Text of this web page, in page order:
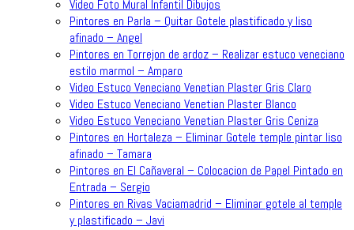
Video Foto Mural Infantil Dibujos
Pintores en Parla – Quitar Gotele plastificado y liso
afinado – Angel
Pintores en Torrejon de ardoz – Realizar estuco veneciano
estilo marmol – Amparo
Video Estuco Veneciano Venetian Plaster Gris Claro
Video Estuco Veneciano Venetian Plaster Blanco
Video Estuco Veneciano Venetian Plaster Gris Ceniza
Pintores en Hortaleza – Eliminar Gotele temple pintar liso
afinado – Tamara
Pintores en El Cañaveral – Colocacion de Papel Pintado en
Entrada – Sergio
Pintores en Rivas Vaciamadrid – Eliminar gotele al temple
y plastificado – Javi